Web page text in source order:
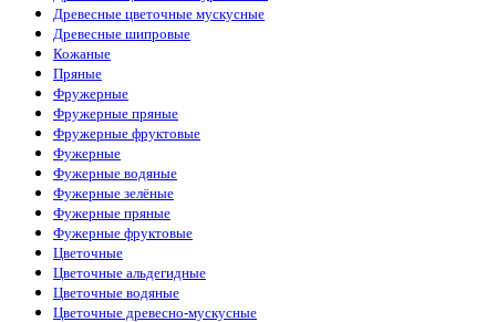
Древесные цветочные мускусные
Древесные шипровые
Кожаные
Пряные
Фружерные
Фружерные пряные
Фружерные фруктовые
Фужерные
Фужерные водяные
Фужерные зелёные
Фужерные пряные
Фужерные фруктовые
Цветочные
Цветочные альдегидные
Цветочные водяные
Цветочные древесно-мускусные